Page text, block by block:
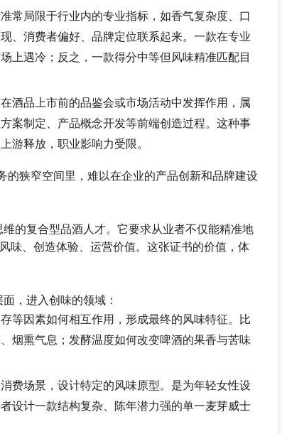
常局限于行业内的专业指标，如香气复杂度、口
、消费者偏好、品牌定位联系起来。一款在专业
上遇冷；反之，一款得分中等但风味精准匹配目
酒品上市前的品鉴会或市场活动中发挥作用，属
案制定、产品概念开发等前端创造过程。这种事
游释放，职业影响力受限。
狭窄空间里，难以在企业的产品创新和品牌建设
的复合型品酒人才。它要求从业者不仅能精准地
味、创造体验、运营价值。这张证书的价值，体
，进入创味的领域：
等因素如何相互作用，形成最终的风味特征。比
烟熏气息；发酵温度如何改变啤酒的果香与苦味
费场景，设计特定的风味原型。是为年轻女性设
设计一款结构复杂、陈年潜力强的单一麦芽威士